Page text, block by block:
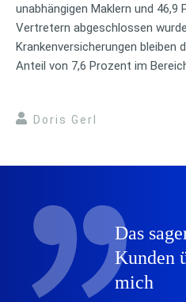
unabhängigen Maklern und 46,9
Vertretern abgeschlossen
Krankenversicherungen bleiben
Anteil von 7,6 Prozent im
Doris Gerl
Das
Kunden
mich